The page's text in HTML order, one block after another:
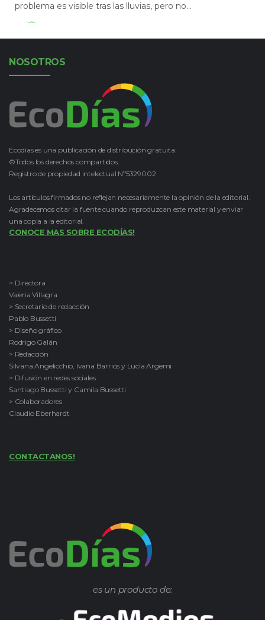
problema es visible tras las lluvias, pero no...
Leer Más
NOSOTROS
Ecodías es una publicación de distribución gratuita.
©Todos los derechos compartidos.
Registro de propiedad intelectual Nº5329002
Los artículos firmados no reflejan necesariamente la opinión de la editorial.
Agradecemos citar la fuente cuando reproduzcan este material y enviar
una copia a la editorial.
CONOCE MAS SOBRE ECODÍAS!
> Directora
Valeria Villagra
> Secretario de redacción
Pablo Bussetti
> Diseño gráfico
Rodrigo Galán
> Redacción
Silvana Angelicchio, Ivana Barrios y Lucía Argemi
> Difusión en redes sociales
Santiago Bussetti y Camila Bussetti
> Colaboradores
Claudio Eberhardt
CONTACTANOS!
es un producto de: